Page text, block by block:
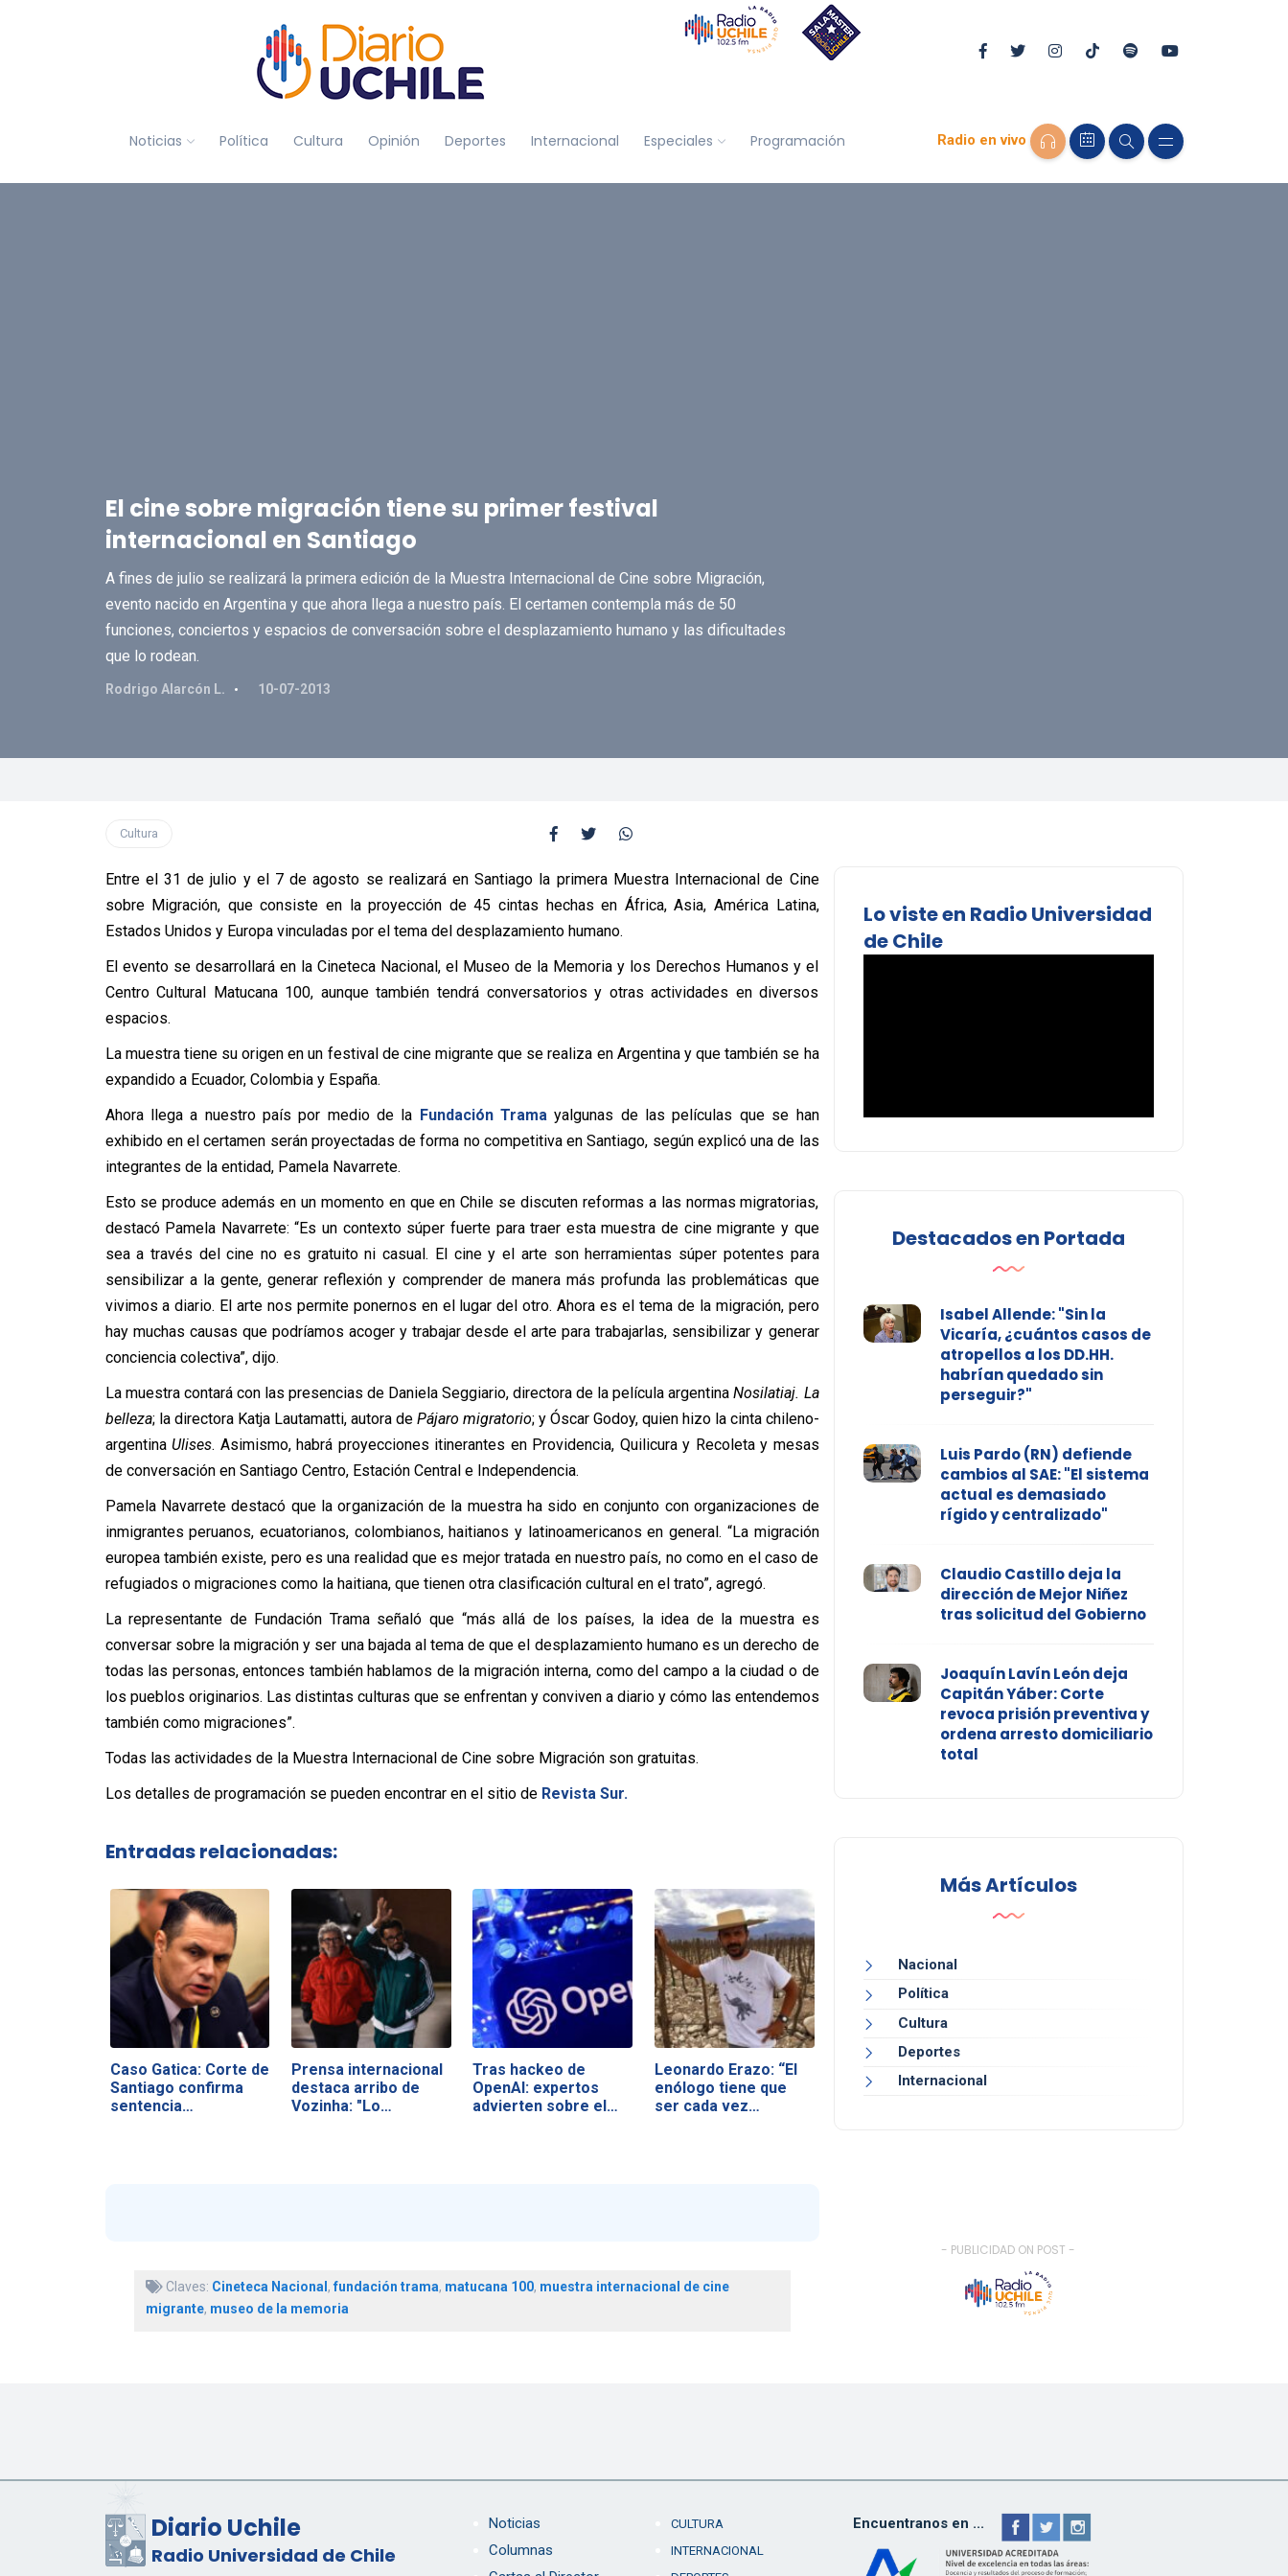
Noticias Política Cultura Opinión Deportes Internacional Especiales Programación Radio en vivo
El cine sobre migración tiene su primer festival
internacional en Santiago
A fines de julio se realizará la primera edición de la Muestra Internacional de Cine sobre Migración,
evento nacido en Argentina y que ahora llega a nuestro país. El certamen contempla más de 50
funciones, conciertos y espacios de conversación sobre el desplazamiento humano y las dificultades
que lo rodean.
Rodrigo Alarcón L. 10-07-2013
Cultura
Entre el 31 de julio y el 7 de agosto se realizará en Santiago la primera Muestra Internacional de Cine
sobre Migración, que consiste en la proyección de 45 cintas hechas en África, Asia, América Latina,
Estados Unidos y Europa vinculadas por el tema del desplazamiento humano.
El evento se desarrollará en la Cineteca Nacional, el Museo de la Memoria y los Derechos Humanos y el
Centro Cultural Matucana 100, aunque también tendrá conversatorios y otras actividades en diversos
espacios.
La muestra tiene su origen en un festival de cine migrante que se realiza en Argentina y que también se ha
expandido a Ecuador, Colombia y España.
Ahora llega a nuestro país por medio de la Fundación Trama yalgunas de las películas que se han
exhibido en el certamen serán proyectadas de forma no competitiva en Santiago, según explicó una de las
integrantes de la entidad, Pamela Navarrete.
Esto se produce además en un momento en que en Chile se discuten reformas a las normas migratorias,
destacó Pamela Navarrete: “Es un contexto súper fuerte para traer esta muestra de cine migrante y que
sea a través del cine no es gratuito ni casual. El cine y el arte son herramientas súper potentes para
sensibilizar a la gente, generar reflexión y comprender de manera más profunda las problemáticas que
vivimos a diario. El arte nos permite ponernos en el lugar del otro. Ahora es el tema de la migración, pero
hay muchas causas que podríamos acoger y trabajar desde el arte para trabajarlas, sensibilizar y generar
conciencia colectiva”, dijo.
La muestra contará con las presencias de Daniela Seggiario, directora de la película argentinaNosilatiaj. La
belleza; la directora Katja Lautamatti, autora de Pájaro migratorio; y Óscar Godoy, quien hizo la cinta chileno-
argentina Ulises. Asimismo, habrá proyecciones itinerantes en Providencia, Quilicura y Recoleta y mesas
de conversación en Santiago Centro, Estación Central e Independencia.
Pamela Navarrete destacó que la organización de la muestra ha sido en conjunto con organizaciones de
inmigrantes peruanos, ecuatorianos, colombianos, haitianos y latinoamericanos en general. “La migración
europea también existe, pero es una realidad que es mejor tratada en nuestro país, no como en el caso de
refugiados o migraciones como la haitiana, que tienen otra clasificación cultural en el trato”, agregó.
La representante de Fundación Trama señaló que “más allá de los países, la idea de la muestra es
conversar sobre la migración y ser una bajada al tema de que el desplazamiento humano es un derecho de
todas las personas, entonces también hablamos de la migración interna, como del campo a la ciudad o de
los pueblos originarios. Las distintas culturas que se enfrentan y conviven a diario y cómo las entendemos
también como migraciones”.
Todas las actividades de la Muestra Internacional de Cine sobre Migración son gratuitas.
Los detalles de programación se pueden encontrar en el sitio de Revista Sur.
Entradas relacionadas:
Caso Gatica: Corte de
Santiago confirma
sentencia…
Prensa internacional
destaca arribo de
Vozinha: "Lo…
Tras hackeo de
OpenAI: expertos
advierten sobre el…
Leonardo Erazo: “El
enólogo tiene que
ser cada vez…
Claves: Cineteca Nacional ,fundación trama, matucana 100, muestra internacional de cine
migrante, museo de la memoria
Lo viste en Radio Universidad
de Chile
Destacados en Portada
Isabel Allende: "Sin la
Vicaría, ¿cuántos casos de
atropellos a los DD.HH.
habrían quedado sin
perseguir?"
Luis Pardo (RN) defiende
cambios al SAE: "El sistema
actual es demasiado
rígido y centralizado"
Claudio Castillo deja la
dirección de Mejor Niñez
tras solicitud del Gobierno
Joaquín Lavín León deja
Capitán Yáber: Corte
revoca prisión preventiva y
ordena arresto domiciliario
total
Más Artículos
Nacional
Política
Cultura
Deportes
Internacional
- PUBLICIDAD ON POST -
Diario Uchile
Radio Universidad de Chile
Noticias
Columnas
CULTURA
INTERNACIONAL
Encuentranos en ...